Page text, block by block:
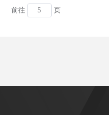
前往 页